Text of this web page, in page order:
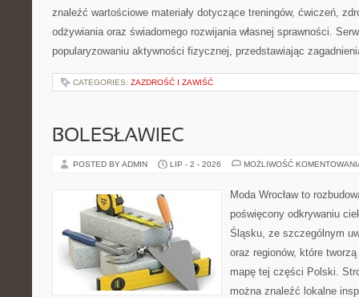
znaleźć wartościowe materiały dotyczące treningów, ćwiczeń,
odżywiania oraz świadomego rozwijania własnej sprawności.
popularyzowaniu aktywności fizycznej, przedstawiając
CATEGORIES: ZAZDROŚĆ I ZAWIŚĆ
BOLESŁAWIEC
POSTED BY ADMIN LIP - 2 - 2026 MOŻLIWOŚĆ
Moda Wrocław to
poświęcony odkrywaniu
Śląsku, ze szczególnym
oraz regionów, które
mapę tej części Polski.
można znaleźć lokalne